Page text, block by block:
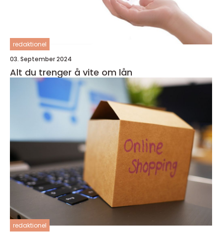
redaktionel
03. September 2024
Alt du trenger å vite om lån
redaktionel